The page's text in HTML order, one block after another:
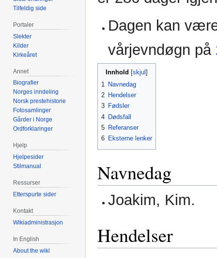
Dagen kan
vårjevndøgn på
Innhold
1
Navnedag
2 Hendelser
3 Fødsler
4 Dødsfall
5 Referanser
6 Eksterne lenker
Navnedag
Joakim, Kim.
Hendelser
Tilfeldig side
Portaler
Slekter
Kilder
Kirkeåret
Annet
Biografier
Norges inndeling
Norsk prestehistorie
Fotosamlinger
Gårder i Norge
Ordforklaringer
Hjelp
Hjelpesider
Stilmanual
Ressurser
Etterspurte sider
Kontakt
Wikiadministrasjon
In English
About the wiki